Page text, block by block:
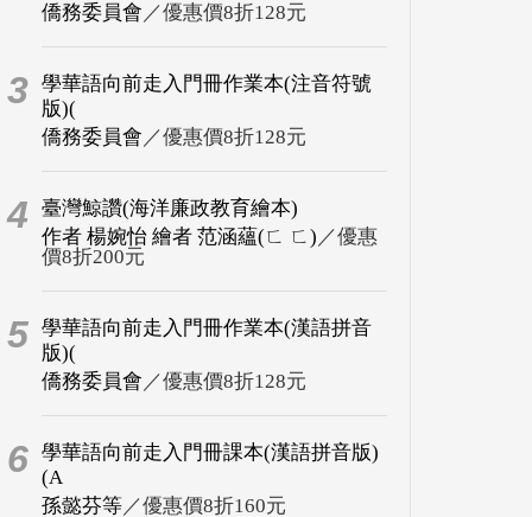
僑務委員會 ／優惠價8折128元
3 學華語向前走入門冊作業本(注音符號
版)(
僑務委員會 ／優惠價8折128元
4
臺灣鯨讚(海洋廉政教育繪本)
作者 楊婉怡 繪者 范涵蘊(ㄈ ㄈ) ／優惠
價8折200元
5 學華語向前走入門冊作業本(漢語拼音
版)(
僑務委員會 ／優惠價8折128元
6 學華語向前走入門冊課本(漢語拼音版)
(A
孫懿芬等／優惠價8折160元